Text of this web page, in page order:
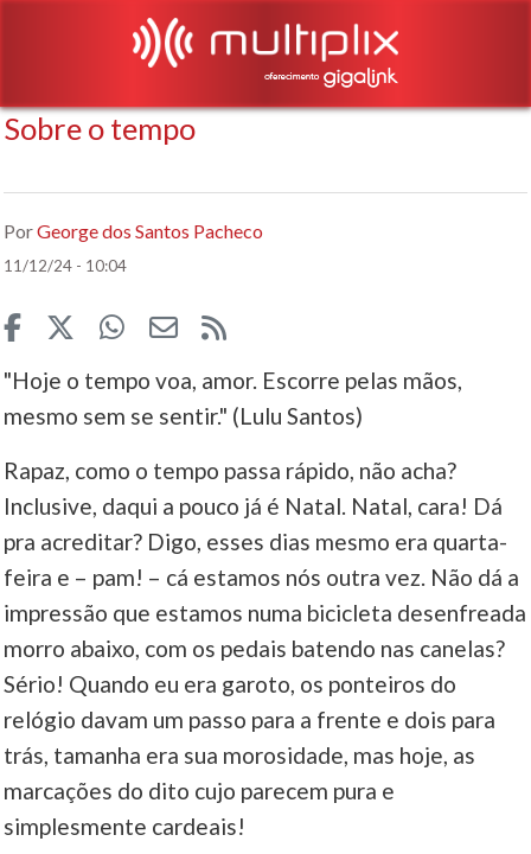
Sobre o tempo
PorGeorge dos Santos Pacheco
11/12/24 - 10:04
"Hoje o tempo voa, amor. Escorre pelas mãos,
mesmo sem se sentir." (Lulu Santos)
Rapaz, como o tempo passa rápido, não acha?
Inclusive, daqui a pouco já é Natal. Natal, cara! Dá
pra acreditar? Digo, esses dias mesmo era quarta-
feira e – pam! – cá estamos nós outra vez. Não dá a
impressão que estamos numa bicicleta desenfreada
morro abaixo, com os pedais batendo nas canelas?
Sério! Quando eu era garoto, os ponteiros do
relógio davam um passo para a frente e dois para
trás, tamanha era sua morosidade, mas hoje, as
marcações do dito cujo parecem pura e
simplesmente cardeais!